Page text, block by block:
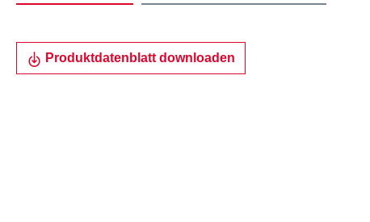
Produktdatenblatt downloaden